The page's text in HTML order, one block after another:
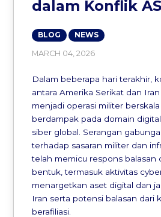
dalam Konflik
BLOG NEWS
MARCH 04, 2026
Dalam beberapa hari terakhir,
antara Amerika Serikat dan
menjadi operasi militer
berdampak pada domain
siber global. Serangan
terhadap sasaran militer dan
telah memicu respons balasan
bentuk, termasuk aktivitas
menargetkan aset digital dan
Iran serta potensi balasan dari
berafiliasi.